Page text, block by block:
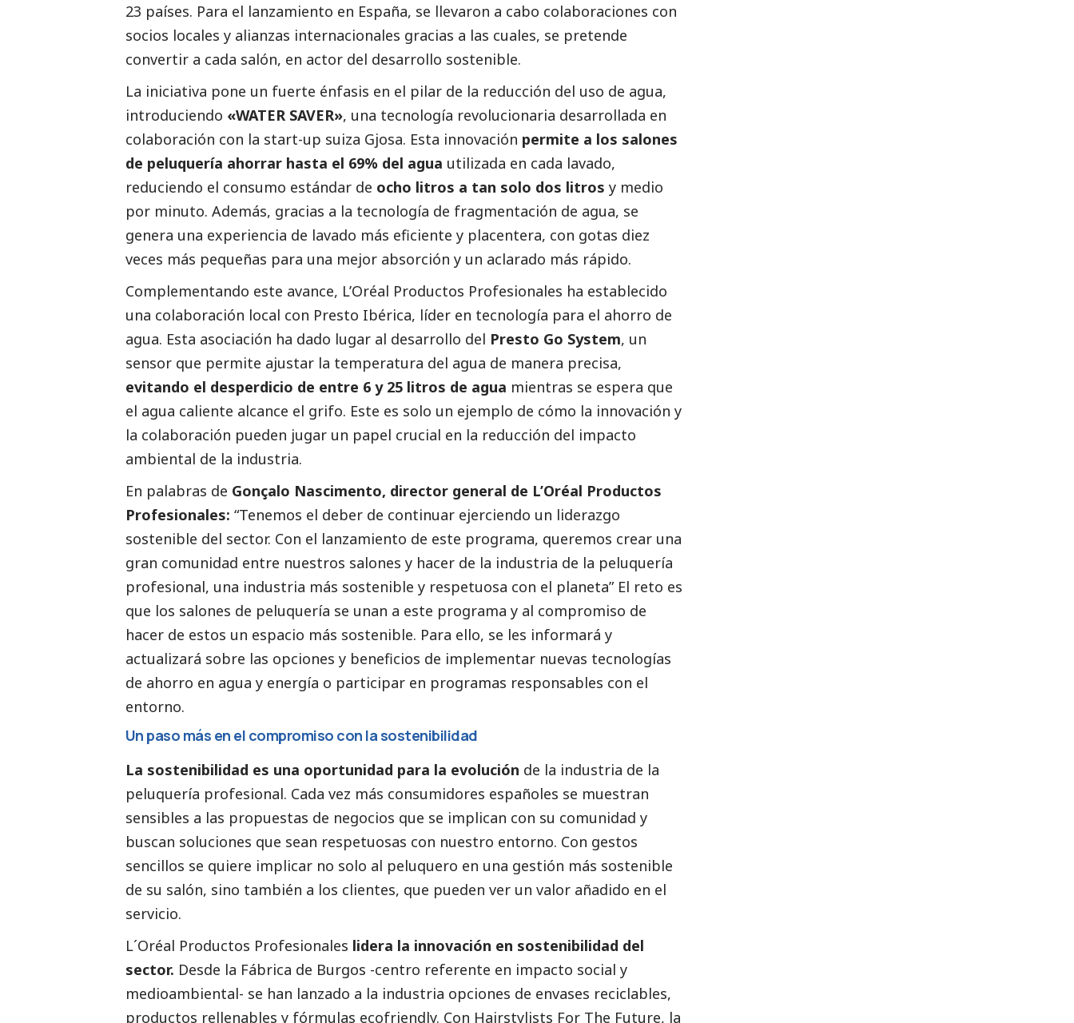
23 países. Para el lanzamiento en España, se llevaron a cabo colaboraciones con
socios locales y alianzas internacionales gracias a las cuales, se pretende
convertir a cada salón, en actor del desarrollo sostenible.
La iniciativa pone un fuerte énfasis en el pilar de la reducción del uso de agua,
introduciendo «WATER SAVER», una tecnología revolucionaria desarrollada en
colaboración con la start-up suiza Gjosa. Esta innovación permite a los salones
de peluquería ahorrar hasta el 69% del agua utilizada en cada lavado,
reduciendo el consumo estándar de ocho litros a tan solo dos litros y medio
por minuto. Además, gracias a la tecnología de fragmentación de agua, se
genera una experiencia de lavado más eficiente y placentera, con gotas diez
veces más pequeñas para una mejor absorción y un aclarado más rápido.
Complementando este avance, L’Oréal Productos Profesionales ha establecido
una colaboración local con Presto Ibérica, líder en tecnología para el ahorro de
agua. Esta asociación ha dado lugar al desarrollo del Presto Go System, un
sensor que permite ajustar la temperatura del agua de manera precisa,
evitando el desperdicio de entre 6 y 25 litros de agua mientras se espera que
el agua caliente alcance el grifo. Este es solo un ejemplo de cómo la innovación y
la colaboración pueden jugar un papel crucial en la reducción del impacto
ambiental de la industria.
En palabras de Gonçalo Nascimento, director general de L’Oréal Productos
Profesionales: “Tenemos el deber de continuar ejerciendo un liderazgo
sostenible del sector. Con el lanzamiento de este programa, queremos crear una
gran comunidad entre nuestros salones y hacer de la industria de la peluquería
profesional, una industria más sostenible y respetuosa con el planeta” El reto es
que los salones de peluquería se unan a este programa y al compromiso de
hacer de estos un espacio más sostenible. Para ello, se les informará y
actualizará sobre las opciones y beneficios de implementar nuevas tecnologías
de ahorro en agua y energía o participar en programas responsables con el
entorno.
Un paso más en el compromiso con la sostenibilidad
La sostenibilidad es una oportunidad para la evolución de la industria de la
peluquería profesional. Cada vez más consumidores españoles se muestran
sensibles a las propuestas de negocios que se implican con su comunidad y
buscan soluciones que sean respetuosas con nuestro entorno. Con gestos
sencillos se quiere implicar no solo al peluquero en una gestión más sostenible
de su salón, sino también a los clientes, que pueden ver un valor añadido en el
servicio.
L´Oréal Productos Profesionales lidera la innovación en sostenibilidad del
sector. Desde la Fábrica de Burgos -centro referente en impacto social y
medioambiental- se han lanzado a la industria opciones de envases reciclables,
productos rellenables y fórmulas ecofriendly. Con Hairstylists For The Future, la